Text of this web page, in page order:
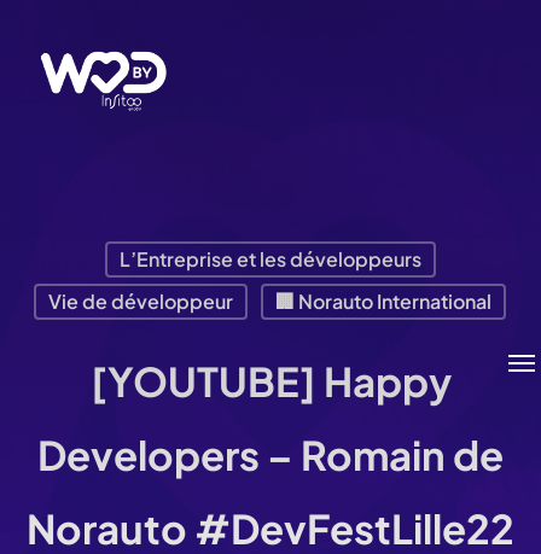
contenu
principal
L’Entreprise et les développeurs
Vie de développeur
🏢 Norauto International
[YOUTUBE] Happy
Developers – Romain de
Norauto #DevFestLille22